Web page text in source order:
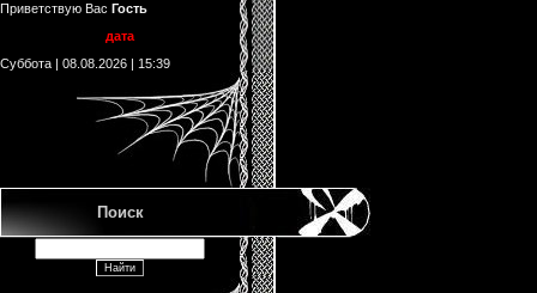
Приветствую Вас Гость
дата
Суббота | 08.08.2026 | 15:39
Поиск